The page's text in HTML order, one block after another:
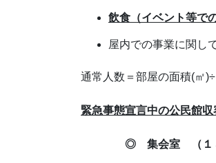
飲食（イベント等で
屋内での事業に関し
通常人数＝部屋の面積(㎡
緊急事態宣言中の公民館
◎ 集会室 （１３